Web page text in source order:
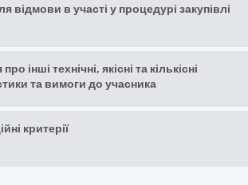
відмови в участі у процедурі закупівлі
інші технічні, якісні та кількісні
та вимоги до учасника
критерії